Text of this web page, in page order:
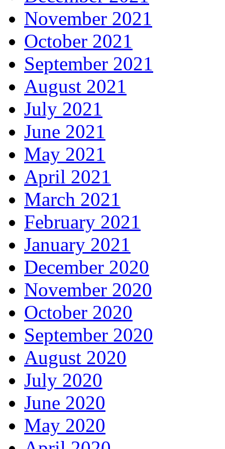
November 2021
October 2021
September 2021
August 2021
July 2021
June 2021
May 2021
April 2021
March 2021
February 2021
January 2021
December 2020
November 2020
October 2020
September 2020
August 2020
July 2020
June 2020
May 2020